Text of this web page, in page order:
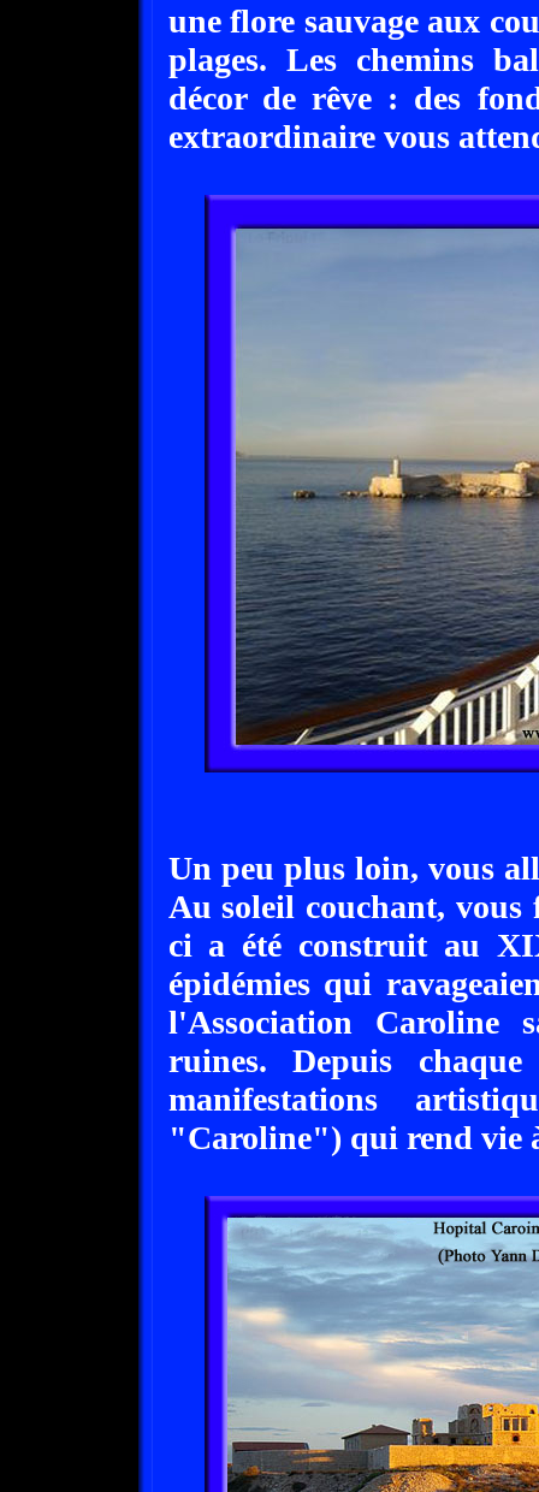
une flore sauvage aux
plages. Les chemins
décor de rêve : des
extraordinaire vous
Un peu plus loin, vous
Au soleil couchant, vous
ci a été construit au
épidémies qui
l'Association Caroline
ruines. Depuis
manifestations
"Caroline") qui rend vie